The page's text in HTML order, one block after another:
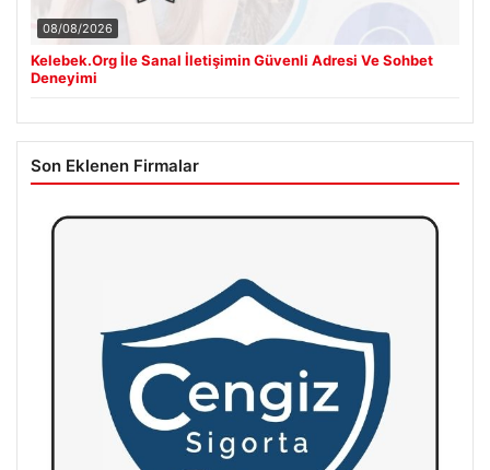
08/08/2026
Kelebek.Org İle Sanal İletişimin Güvenli Adresi Ve Sohbet
Deneyimi
Son Eklenen Firmalar